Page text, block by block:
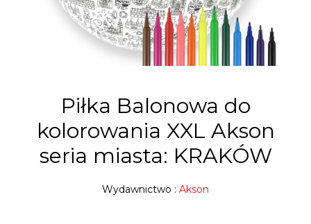
Piłka Balonowa do
kolorowania XXL Akson
seria miasta: KRAKÓW
Wydawnictwo : Akson